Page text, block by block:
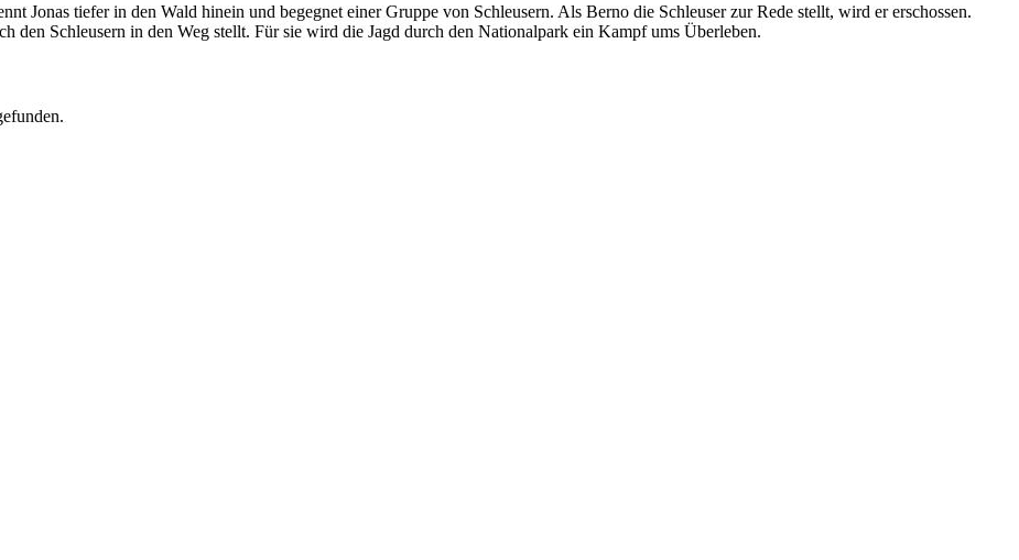
Jonas tiefer in den Wald hinein und begegnet einer Gruppe von Schleusern. Als Berno die Schleuser zur Rede stellt, wird er erschossen.
den Schleusern in den Weg stellt. Für sie wird die Jagd durch den Nationalpark ein Kampf ums Überleben.